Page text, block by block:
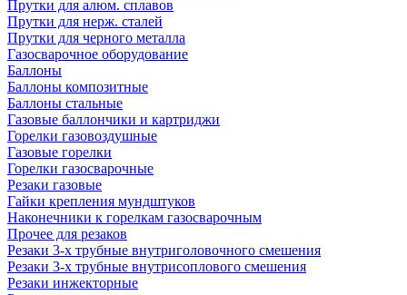
Прутки для алюм. сплавов
Прутки для нерж. сталей
Прутки для черного металла
Газосварочное оборудование
Баллоны
Баллоны композитные
Баллоны стальные
Газовые баллончики и картриджи
Горелки газовоздушные
Газовые горелки
Горелки газосварочные
Резаки газовые
Гайки крепления мундштуков
Наконечники к горелкам газосварочным
Прочее для резаков
Резаки 3-х трубные внутриголовочного смешения
Резаки 3-х трубные внутрисоплового смешения
Резаки инжекторные